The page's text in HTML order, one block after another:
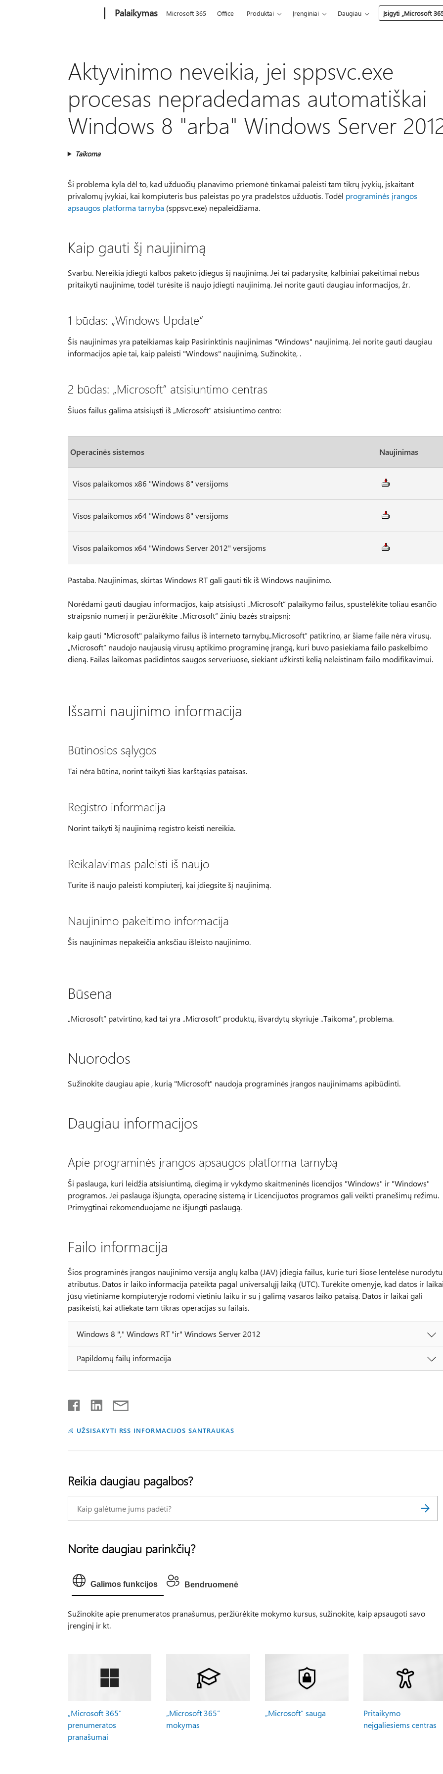
Palaikymas Microsoft 365 Office Produktai Įrenginiai Daugiau Įsigyti „Microsoft
Aktyvinimo neveikia, jei sppsvc.exe
procesas nepradedamas automatiškai
Windows 8 "arba" Windows Server
Taikoma
Ši problema kyla dėl to, kad užduočių planavimo priemonė tinkamai paleisti tam tikrų įvykių, įskaitant
privalomų įvykiai, kai kompiuteris bus paleistas po yra pradelstos užduotis. Todėl programinės įrangos
apsaugos platforma tarnyba (sppsvc.exe) nepaleidžiama.
Kaip gauti šį naujinimą
Svarbu. Nereikia įdiegti kalbos paketo įdiegus šį naujinimą. Jei tai padarysite, kalbiniai pakeitimai nebus
pritaikyti naujinime, todėl turėsite iš naujo įdiegti naujinimą. Jei norite gauti daugiau informacijos, žr.
1 būdas: „Windows Update“
Šis naujinimas yra pateikiamas kaip Pasirinktinis naujinimas "Windows" naujinimą. Jei norite gauti daugiau
informacijos apie tai, kaip paleisti "Windows" naujinimą, Sužinokite, .
2 būdas: „Microsoft“ atsisiuntimo centras
Šiuos failus galima atsisiųsti iš „Microsoft“ atsisiuntimo centro:
Operacinės sistemos Naujinimas
Visos palaikomos x86 "Windows 8" versijoms
Visos palaikomos x64 "Windows 8" versijoms
Visos palaikomos x64 "Windows Server 2012" versijoms
Pastaba. Naujinimas, skirtas Windows RT gali gauti tik iš Windows naujinimo.
Norėdami gauti daugiau informacijos, kaip atsisiųsti „Microsoft“ palaikymo failus, spustelėkite toliau esančio
straipsnio numerį ir peržiūrėkite „Microsoft“ žinių bazės straipsnį:
kaip gauti "Microsoft" palaikymo failus iš interneto tarnybų„Microsoft“ patikrino, ar šiame faile nėra virusų.
„Microsoft“ naudojo naujausią virusų aptikimo programinę įrangą, kuri buvo pasiekiama failo paskelbimo
dieną. Failas laikomas padidintos saugos serveriuose, siekiant užkirsti kelią neleistinam failo modifikavimui.
Išsami naujinimo informacija
Būtinosios sąlygos
Tai nėra būtina, norint taikyti šias karštąsias pataisas.
Registro informacija
Norint taikyti šį naujinimą registro keisti nereikia.
Reikalavimas paleisti iš naujo
Turite iš naujo paleisti kompiuterį, kai įdiegsite šį naujinimą.
Naujinimo pakeitimo informacija
Šis naujinimas nepakeičia anksčiau išleisto naujinimo.
Būsena
„Microsoft“ patvirtino, kad tai yra „Microsoft“ produktų, išvardytų skyriuje „Taikoma“, problema.
Nuorodos
Sužinokite daugiau apie , kurią "Microsoft" naudoja programinės įrangos naujinimams apibūdinti.
Daugiau informacijos
Apie programinės įrangos apsaugos platforma tarnybą
Ši paslauga, kuri leidžia atsisiuntimą, diegimą ir vykdymo skaitmeninės licencijos "Windows" ir "Windows"
programos. Jei paslauga išjungta, operacinę sistemą ir Licencijuotos programos gali veikti pranešimų režimu.
Primygtinai rekomenduojame ne išjungti paslaugą.
Failo informacija
Šios programinės įrangos naujinimo versija anglų kalba (JAV) įdiegia failus, kurie turi šiose lentelėse
atributus. Datos ir laiko informacija pateikta pagal universalųjį laiką (UTC). Turėkite omenyje, kad datos ir
jūsų vietiniame kompiuteryje rodomi vietiniu laiku ir su į galimą vasaros laiko pataisą. Datos ir laikai gali
pasikeisti, kai atliekate tam tikras operacijas su failais.
Windows 8 "," Windows RT "ir" Windows Server 2012
Papildomų failų informacija
UŽSISAKYTI RSS INFORMACIJOS SANTRAUKAS
Reikia daugiau pagalbos?
Norite daugiau parinkčių?
Galimos funkcijos Bendruomenė
Sužinokite apie prenumeratos pranašumus, peržiūrėkite mokymo kursus, sužinokite, kaip apsaugoti savo
įrenginį ir kt.
„Microsoft 365“
prenumeratos
pranašumai
„Microsoft 365“
mokymas
„Microsoft“ sauga
Pritaikymo
neįgaliesiems centras